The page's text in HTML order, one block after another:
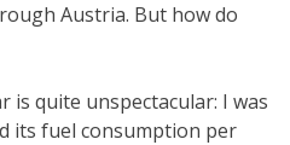
Austria. But how do
quite unspectacular: I was
its fuel consumption per